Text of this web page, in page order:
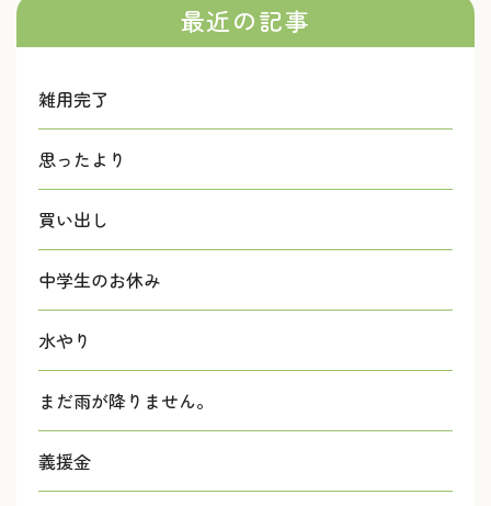
最近の記事
雑用完了
思ったより
買い出し
中学生のお休み
水やり
まだ雨が降りません。
義援金